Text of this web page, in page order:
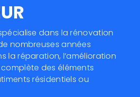
dans la rénovation
nombreuses années
la réparation, l’amélioration
des éléments
résidentiels ou